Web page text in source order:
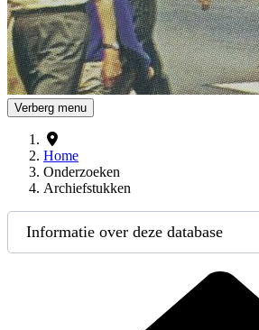
Verberg menu
Home
Onderzoeken
Archiefstukken
Informatie over deze database